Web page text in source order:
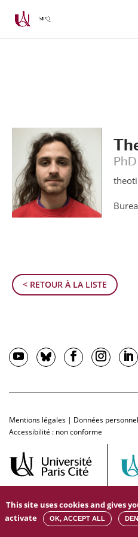
< RETOUR À LA LISTE
Mentions légales | Données
Accessibilité : non conforme
This site uses cookies and gives
activate
OK, ACCEPT ALL